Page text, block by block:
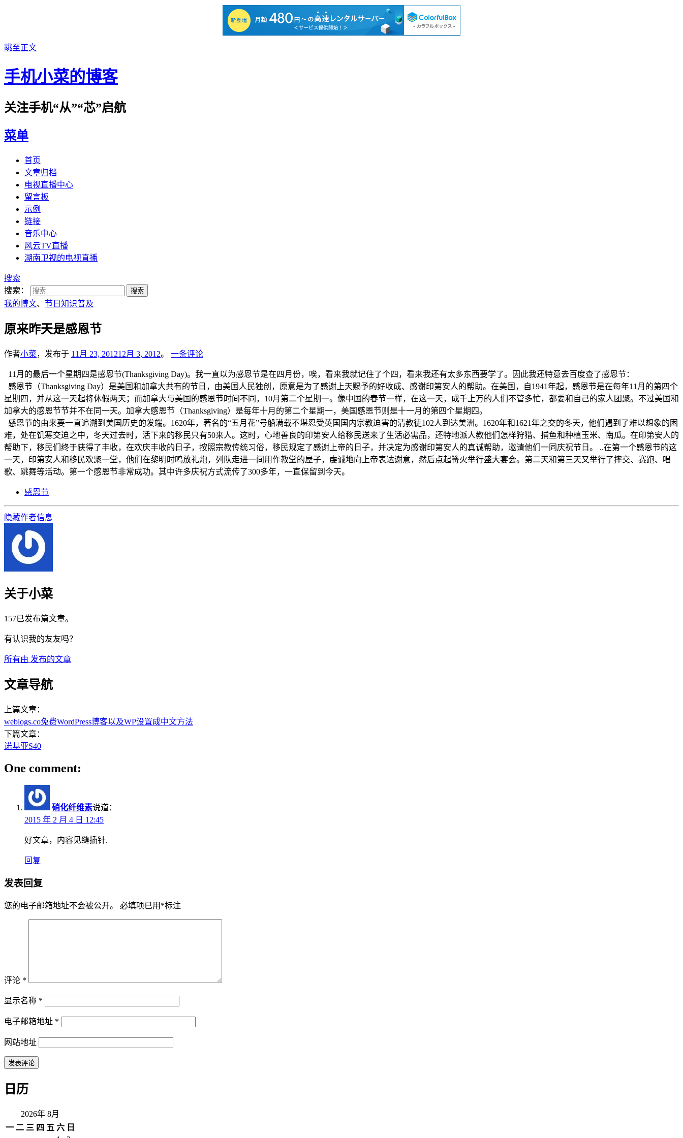
跳至正文
手机小菜的博客
关注手机“从”“芯”启航
菜单
首页
文章归档
电视直播中心
留言板
示例
链接
音乐中心
风云TV直播
湖南卫视的电视直播
搜索
搜索：
我的博文、 节日知识普及
原来昨天是感恩节
作者小菜，发布于 11月 23, 201212月 3, 2012。 一条评论
11月的最后一个星期四是感恩节(Thanksgiving Day)。我一直以为感恩节是在四月份，唉，看来我就记住了个四，看来我还有太多东西要学了。因此我还特意去百度查了感恩节：
感恩节（Thanksgiving Day）是美国和加拿大共有的节日，由美国人民独创，原意是为了感谢上天赐予的好收成、感谢印第安人的帮助。在美国，自1941年起，感恩节是在每年11月的第四个
星期四，并从这一天起将休假两天；而加拿大与美国的感恩节时间不同，10月第二个星期一。像中国的春节一样，在这一天，成千上万的人们不管多忙，都要和自己的家人团聚。不过美国和
加拿大的感恩节节并不在同一天。加拿大感恩节（Thanksgiving）是每年十月的第二个星期一，美国感恩节则是十一月的第四个星期四。
感恩节的由来要一直追溯到美国历史的发端。1620年，著名的“五月花”号船满载不堪忍受英国国内宗教迫害的清教徒102人到达美洲。1620年和1621年之交的冬天，他们遇到了难以想象的困
难，处在饥寒交迫之中，冬天过去时，活下来的移民只有50来人。这时，心地善良的印第安人给移民送来了生活必需品，还特地派人教他们怎样狩猎、捕鱼和种植玉米、南瓜。在印第安人的
帮助下，移民们终于获得了丰收，在欢庆丰收的日子，按照宗教传统习俗，移民规定了感谢上帝的日子，并决定为感谢印第安人的真诚帮助，邀请他们一同庆祝节日。 ..在第一个感恩节的这
一天，印第安人和移民欢聚一堂，他们在黎明时鸣放礼炮，列队走进一间用作教堂的屋子，虔诚地向上帝表达谢意，然后点起篝火举行盛大宴会。第二天和第三天又举行了摔交、赛跑、唱
歌、跳舞等活动。第一个感恩节非常成功。其中许多庆祝方式流传了300多年，一直保留到今天。
感恩节
隐藏作者信息
关于小菜
157已发布篇文章。
有认识我的友友吗？
所有由 发布的文章
文章导航
上篇文章：
weblogs.co免费WordPress博客以及WP设置成中文方法
下篇文章：
诺基亚S40
One comment:
硝化纤维素说道：
2015 年 2 月 4 日 12:45
好文章，内容见缝插针.
回复
发表回复
您的电子邮箱地址不会被公开。 必填项已用 *标注
评论 *
显示名称 *
电子邮箱地址 *
网站地址
日历
2026年 8月
一 二 三 四 五 六 日